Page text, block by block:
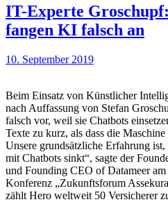
IT-Experte
fangen KI falsch an
10. September 2019
Beim Einsatz von Künstlicher
nach Auffassung von Stefan
falsch vor, weil sie Chatbots
Texte zu kurz, als dass die
Unsere grundsätzliche Erfahrung
mit Chatbots sinkt“, sagte der
und Founding CEO of Datameer
Konferenz „Zukunftsforum
zählt Hero weltweit 50 Versicherer